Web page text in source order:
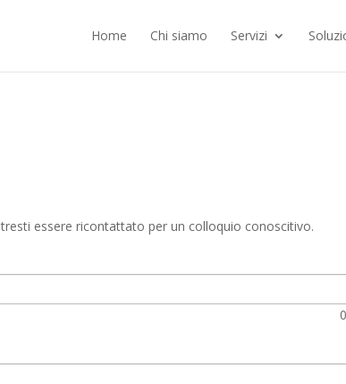
Home Chi siamo Servizi
essere ricontattato per un colloquio conoscitivo.